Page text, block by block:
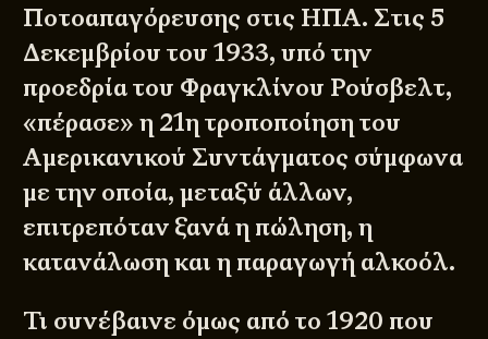
Ποτοαπαγόρευσης στις ΗΠΑ. Στις 5
Δεκεμβρίου του 1933, υπό την
προεδρία του Φραγκλίνου Ρούσβελτ,
«πέρασε» η 21η τροποποίηση του
Αμερικανικού Συντάγματος σύμφωνα
με την οποία, μεταξύ άλλων,
επιτρεπόταν ξανά η πώληση, η
κατανάλωση και η παραγωγή αλκοόλ.
Τι συνέβαινε όμως από το 1920 που